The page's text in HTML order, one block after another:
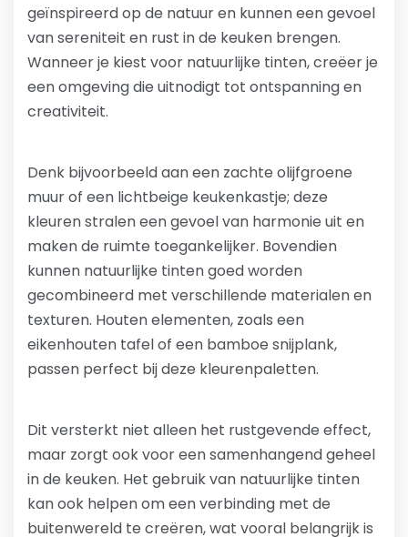
geïnspireerd op de natuur en kunnen een gevoel
van sereniteit en rust in de keuken brengen.
Wanneer je kiest voor natuurlijke tinten, creëer je
een omgeving die uitnodigt tot ontspanning en
creativiteit.
Denk bijvoorbeeld aan een zachte olijfgroene
muur of een lichtbeige keukenkastje; deze
kleuren stralen een gevoel van harmonie uit en
maken de ruimte toegankelijker. Bovendien
kunnen natuurlijke tinten goed worden
gecombineerd met verschillende materialen en
texturen. Houten elementen, zoals een
eikenhouten tafel of een bamboe snijplank,
passen perfect bij deze kleurenpaletten.
Dit versterkt niet alleen het rustgevende effect,
maar zorgt ook voor een samenhangend geheel
in de keuken. Het gebruik van natuurlijke tinten
kan ook helpen om een verbinding met de
buitenwereld te creëren, wat vooral belangrijk is